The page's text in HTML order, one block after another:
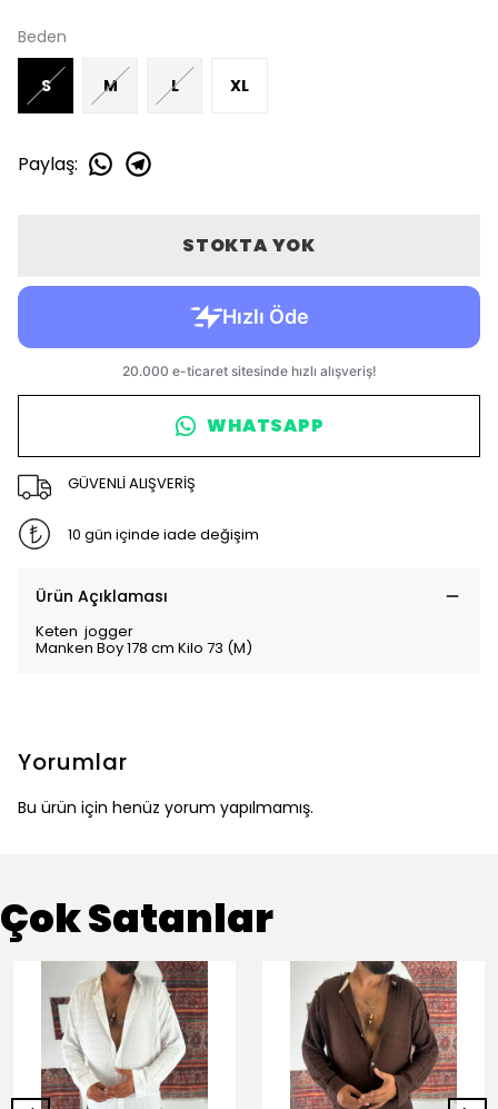
Beden
S M L XL
Paylaş:
STOKTA YOK
WHATSAPP
GÜVENLİ ALIŞVERİŞ
10 gün içinde iade değişim
Ürün Açıklaması
Keten jogger
Manken Boy 178 cm Kilo 73 (M)
Yorumlar
Bu ürün için henüz yorum yapılmamış.
Çok Satanlar